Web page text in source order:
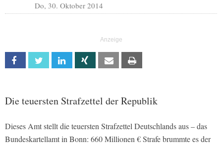
Do, 30. Oktober 2014
Facebook Twitter Linkedin Xing Email
Die teuersten Strafzettel der Republik
Dieses Amt stellt die teuersten Strafzettel Deutschlands aus – das
Bundeskartellamt in Bonn: 660 Millionen € Strafe brummte es der